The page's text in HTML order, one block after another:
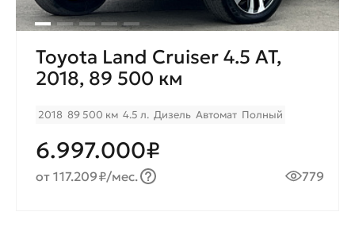
Toyota Land Cruiser 4.5 AT,
2018, 89 500 км
2018 89 500 км 4.5 л. Дизель Автомат Полный
6.997.000₽
от 117.209₽/мес. 779